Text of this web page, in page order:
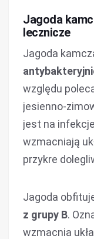
Jagoda
lecznicze
Jagoda
względu
jesienno-
jest na
wzmacniają
przykre
Jagoda
z grupy B.
wzmacnia